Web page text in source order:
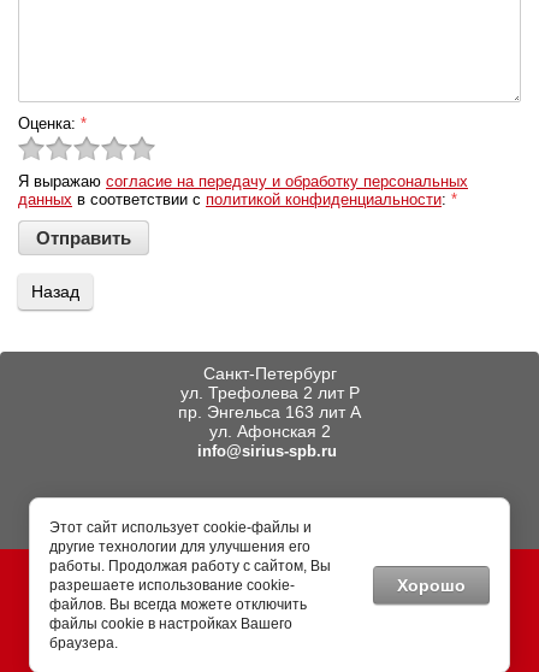
Оценка: *
Я выражаю согласие на передачу и обработку персональных
данных в соответствии с политикой конфиденциальности: *
Назад
Санкт-Петербург
ул. Трефолева 2 лит Р
пр. Энгельса 163 лит А
ул. Афонская 2
info@sirius-spb.ru
© СИРИУС-СПб 2013 - 2026
Информация, размещенная на
офертой
Этот сайт использует cookie-файлы и
другие технологии для улучшения его
работы. Продолжая работу с сайтом, Вы
разрешаете использование cookie-
файлов. Вы всегда можете отключить
файлы cookie в настройках Вашего
браузера.
Хорошо